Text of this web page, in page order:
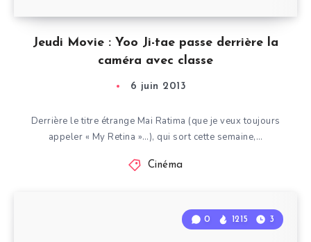
Jeudi Movie : Yoo Ji-tae passe derrière la
caméra avec classe
6 juin 2013
Derrière le titre étrange Mai Ratima (que je veux toujours
appeler « My Retina »…), qui sort cette semaine,…
Cinéma
0 1215 3